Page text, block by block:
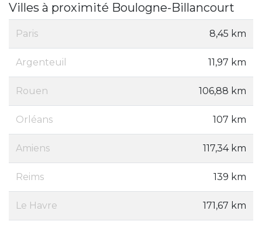
Villes à proximité Boulogne-Billancourt
Paris 8,45 km
Argenteuil 11,97 km
Rouen 106,88 km
Orléans 107 km
Amiens 117,34 km
Reims 139 km
Le Havre 171,67 km